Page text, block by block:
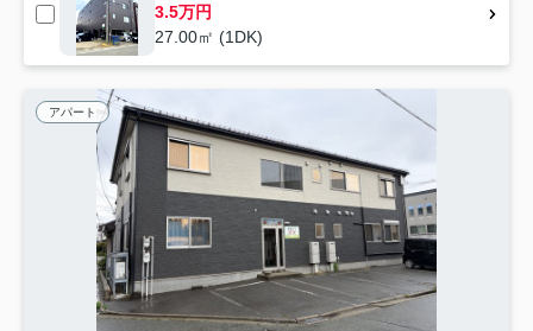
3.5万円
27.00㎡ (1DK)
アパート